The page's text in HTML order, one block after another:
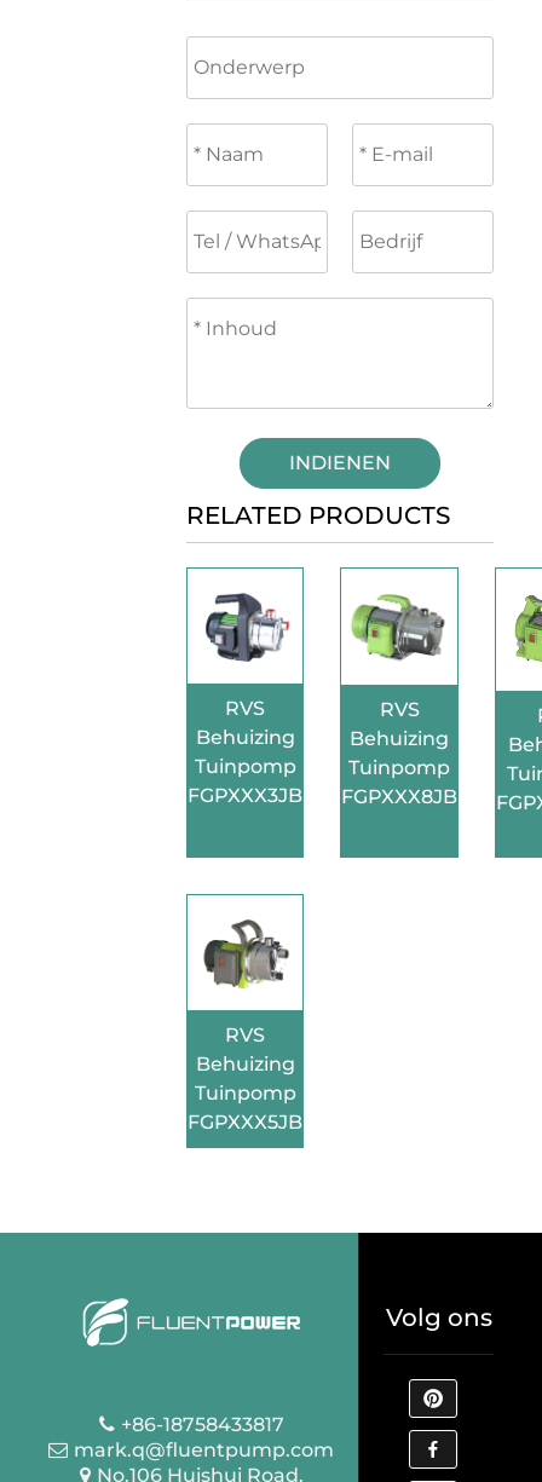
INDIENEN
RELATED PRODUCTS
RVS
Behuizing
Tuinpomp
FGPXXX3JB
RVS
Behuizing
Tuinpomp
FGPXXX8JB
RVS
Behuizing
Tuinpomp
FGPXXX5JB
+86-18758433817
mark.q@fluentpump.com
No.106 Huishui Road,
Volg ons